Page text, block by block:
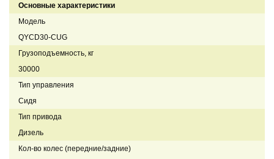
Основные характеристики
Модель
QYCD30-CUG
Грузоподъемность, кг
30000
Тип управления
Сидя
Тип привода
Дизель
Кол-во колес (передние/задние)